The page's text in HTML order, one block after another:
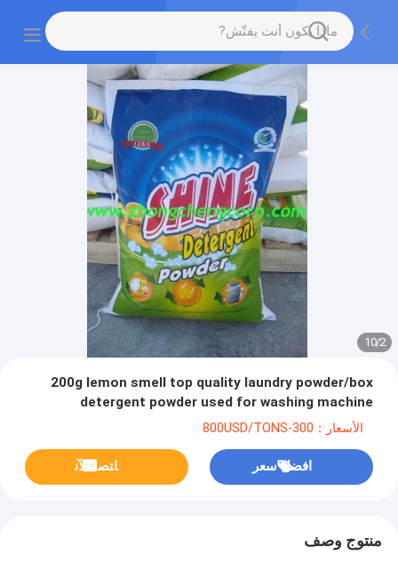
2
/
10
200g lemon smell top quality laundry powder/box
detergent powder used for washing machine
الأسعار：300-800USD/TONS
افضل سعر ﺎﺘﺼﻟ ﺍﻶﻧ
منتوج وصف